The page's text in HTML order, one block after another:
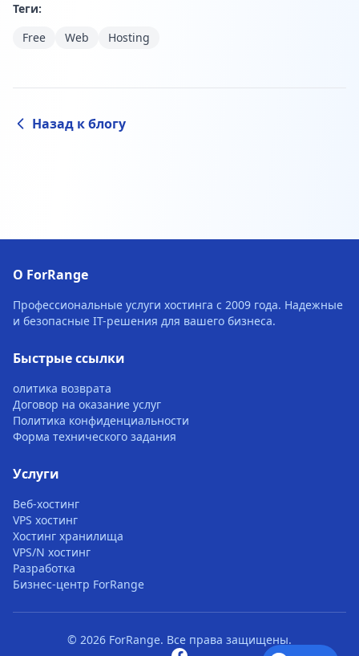
Теги:
Free
Web Hosting
Назад к блогу
О ForRange
Профессиональные услуги хостинга с 2009 года. Надежные
и безопасные IT-решения для вашего бизнеса.
Быстрые ссылки
олитика возврата
Договор на оказание услуг
Политика конфиденциальности
Форма технического задания
Услуги
Веб-хостинг
VPS хостинг
Хостинг хранилища
VPS/N хостинг
Разработка
Бизнес-центр ForRange
© 2026 ForRange. Все права защищены.